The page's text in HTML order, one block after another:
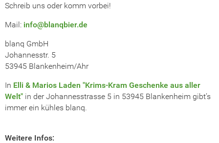
Schreib uns oder komm vorbei!
Mail: info@blanqbier.de
blanq GmbH
Johannesstr. 5
53945 Blankenheim/Ahr
In Elli & Marios Laden "Krims-Kram Geschenke aus aller
Welt" in derJohannesstrasse 5 in 53945 Blankenheim gibt’s
immer ein kühles blanq.
Weitere Infos: